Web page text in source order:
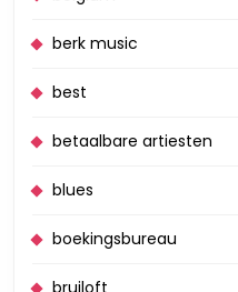
berk music
best
betaalbare artiesten
blues
boekingsbureau
bruiloft